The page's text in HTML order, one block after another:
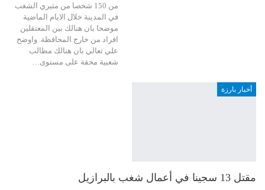
من 150 شخصا من مثيري الشغب
في المدينة خلال الايام الماضية
موضحا بان هنالك بين المعتقلين
افراد من خارج المحافظة. واوضح
علي تعالي بان هنالك مطالب
شعبية محقة على مستوى…
أخبار بارزة
مقتل 13 سجينا في أعمال شغب بالبرازيل